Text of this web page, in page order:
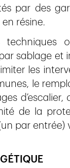
par des
résine.
techniques
par sablage
les
le
de la
par entrée)